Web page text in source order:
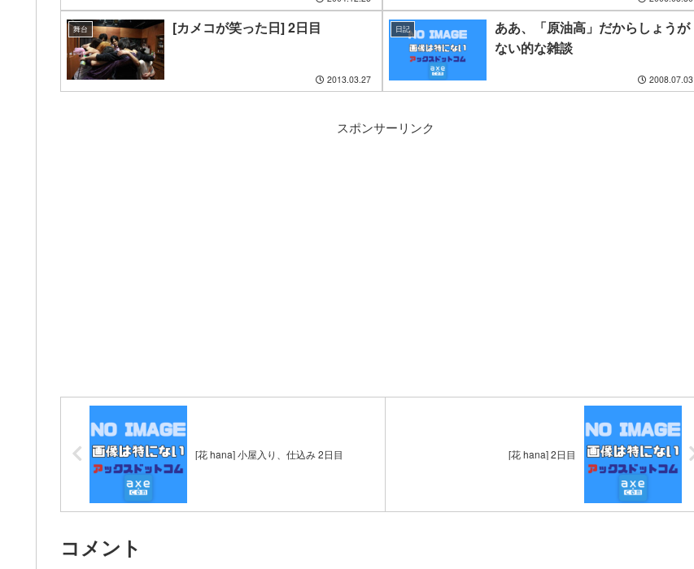
舞台 [カメコが笑った日] 2日目
2013.03.27
日記
ああ、「原油高」だからしょうが
ない的な雑談
2008.07.03
スポンサーリンク
[花 hana] 小屋入り、仕込み 2日目 [花 hana] 2日目
コメント